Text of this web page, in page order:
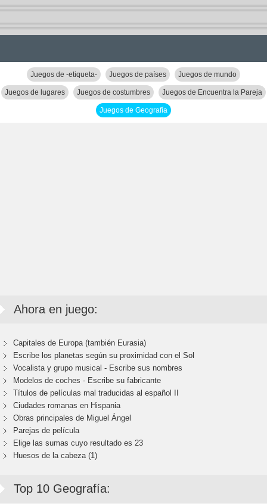
Juegos de -etiqueta- Juegos de países Juegos de mundo
Juegos de lugares Juegos de costumbres Juegos de Encuentra la Pareja
Juegos de Geografía
Ahora en juego:
Capitales de Europa (también Eurasia)
Escribe los planetas según su proximidad con el Sol
Vocalista y grupo musical - Escribe sus nombres
Modelos de coches - Escribe su fabricante
Títulos de películas mal traducidas al español II
Ciudades romanas en Hispania
Obras principales de Miguel Ángel
Parejas de película
Elige las sumas cuyo resultado es 23
Huesos de la cabeza (1)
Top 10 Geografía: